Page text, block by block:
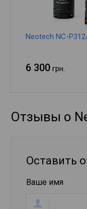
Neotech NC-
6 300 грн.
Отзывы о
Оставить
Ваше имя